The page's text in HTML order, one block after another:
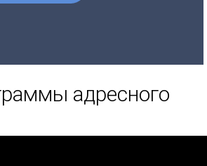
адресного